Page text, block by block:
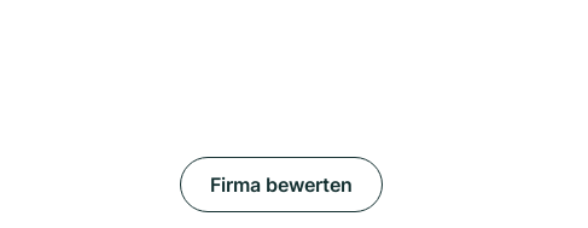
Firma bewerten